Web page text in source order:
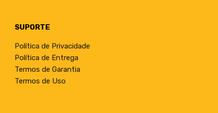
SUPORTE
Política de Privacidade
Política de Entrega
Termos de Garantia
Termos de Uso